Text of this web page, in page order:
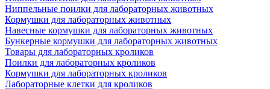
Ниппельные поилки для лабораторных животных
Кормушки для лабораторных животных
Навесные кормушки для лабораторных животных
Бункерные кормушки для лабораторных животных
Товары для лабораторных кроликов
Поилки для лабораторных кроликов
Кормушки для лабораторных кроликов
Лабораторные клетки для кроликов